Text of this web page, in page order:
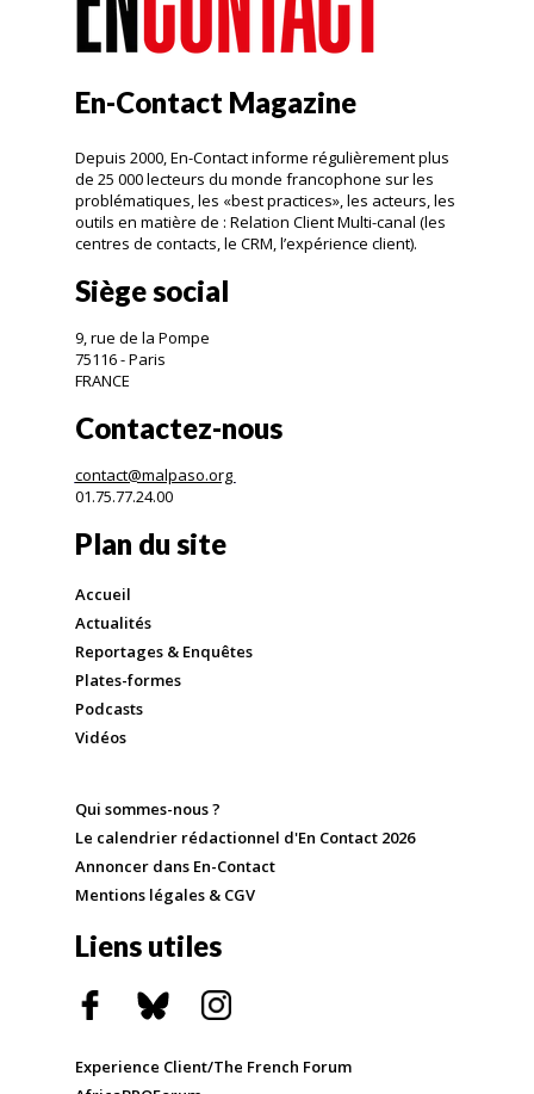
En-Contact Magazine
Depuis 2000, En-Contact informe régulièrement plus
de 25 000 lecteurs du monde francophone sur les
problématiques, les «best practices», les acteurs, les
outils en matière de : Relation Client Multi-canal (les
centres de contacts, le CRM, l’expérience client).
Siège social
9, rue de la Pompe
75116 - Paris
FRANCE
Contactez-nous
contact@malpaso.org
01.75.77.24.00
Plan du site
Accueil
Actualités
Reportages & Enquêtes
Plates-formes
Podcasts
Vidéos
Qui sommes-nous ?
Le calendrier rédactionnel d'En Contact 2026
Annoncer dans En-Contact
Mentions légales & CGV
Liens utiles
Experience Client/The French Forum